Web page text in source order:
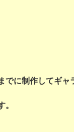
でに制作してギ
。